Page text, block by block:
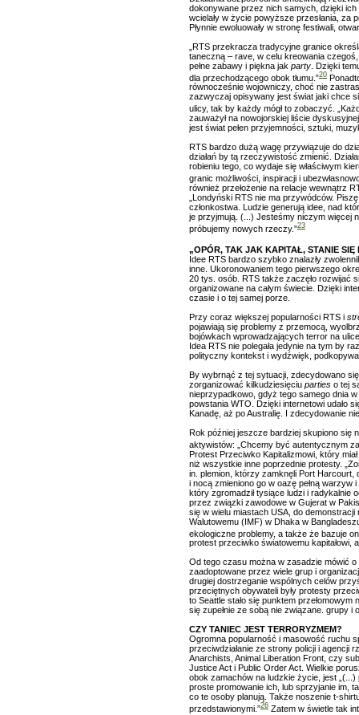
dokonywane przez nich samych, dzięki
wcielały w życie powyższe przesłania, za
Płynnie ewoluowały w stronę festiwali,
„RTS przekracza tradycyjne granice
taneczną – rave, w celu kreowania
pełne zabawy i piękna jak party . Dzięki
dla przechodzącego obok tłumu.”20
równocześnie wojowniczy, choć nie
zazwyczaj opisywany jest świat jaki chce
ulicy, tak by każdy mógł to zobaczyć.
zauważył na nowojorskiej liście
jest świat pełen przyjemności, sztuki,
RTS bardzo dużą wagę przywiązuje do
działań by tą rzeczywistość zmienić.
robieniu tego, co wydaje się właściwym
granic możliwości, inspiracji i
również przełożenie na relacje wewnątrz
„Londyński RTS nie ma przywódców.
członkostwa. Ludzie generują idee, nad
je przyjmują. (...) Jesteśmy niczym więcej
próbujemy nowych rzeczy.”23
„OPÓR, TAK JAK KAPITAŁ, STANIE SIĘ
Idee RTS bardzo szybko znalazły
inne. Ukoronowaniem tego pierwszego
20 tys. osób. RTS także zaczęło rozwijać
organizowane na całym świecie. Dzięki
czasie i o tej samej porze.
Przy coraz większej popularności RTS i
pojawiają się problemy z przemocą,
bojówkach wprowadzających terror na
Idea RTS nie polegała jedynie na tym by
polityczny kontekst i wydźwięk,
By wybrnąć z tej sytuacji, zdecydowano
zorganizować kilkudziesięciu parties o tej
nieprzypadkowo, gdyż tego samego dnia
powstania WTO. Dzięki internetowi udało
Kanadę, aż po Australię. I zdecydowanie
Rok później jeszcze bardziej skupiono się
aktywistów: „Chcemy być autentycznym
Protest Przeciwko Kapitalizmowi, który
niż wszystkie inne poprzednie protesty.
in. plemion, którzy zamknęli Port Harcourt,
i nocą zmieniono go w oazę pełną warzyw i
który zgromadził tysiące ludzi i radykalnie
przez związki zawodowe w Gujerat w
się w wielu miastach USA, do
Walutowemu (IMF) w Dhaka w
ekologiczne problemy, a także że bazuje
protest przeciwko światowemu kapitałowi,
Od tego czasu można w zasadzie mówić
zaadoptowane przez wiele grup i
drugiej dostrzeganie wspólnych celów
przeciętnych obywateli były protesty
to Seattle stało się punktem
się zupełnie ze sobą nie związane. grupy
CZY TANIEC JEST TERRORYZMEM?
Ogromna popularność i masowość ruchu
przeciwdziałanie ze strony policji i agencji
Anarchists, Animal Liberation Front, czy
Justice Act i Public Order Act. Wielkie
obok zamachów na ludzkie życie, jest „(...)
proste promowanie ich, lub sprzyjanie im,
co te osoby planują. Także noszenie t-
przedstawionymi.”26 Zatem w świetle tak